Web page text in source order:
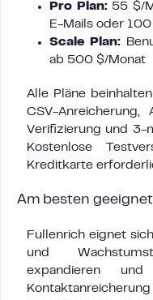
Pro Plan:55 $/
E-Mails oder
Scale Plan:
ab 500 $/Monat
Alle Pläne
CSV-
Verifizierung und 3-
Kostenlose
Kreditkarte
Am besten
Fullenrich eignet
und
expandieren und